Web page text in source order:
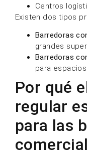
Centros
Existen dos tipos
Barredoras
grandes
Barredoras
para
Por qué
regular
para las